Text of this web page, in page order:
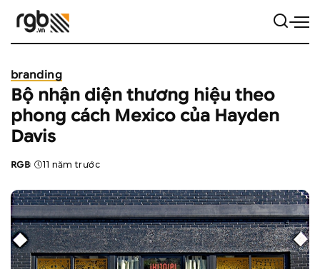
branding
Bộ nhận diện thương hiệu theo
phong cách Mexico của Hayden
Davis
Posted
RGB 11 năm trước